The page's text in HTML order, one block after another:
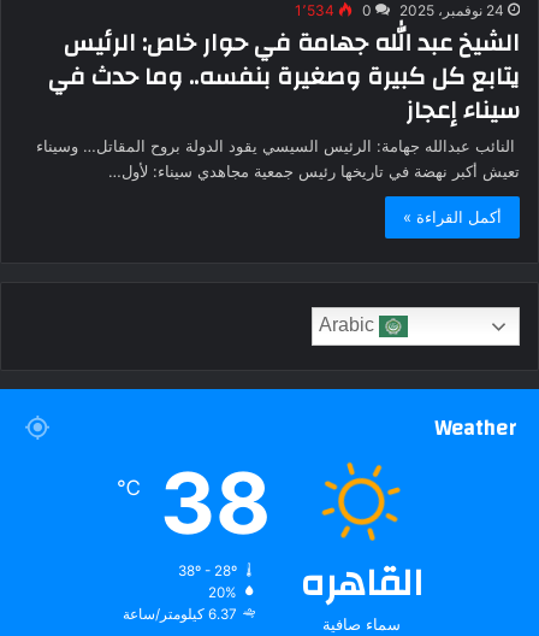
24 نوفمبر، 2025 0 1٬534
الشيخ عبد الله جهامة في حوار خاص: الرئيس
يتابع كل كبيرة وصغيرة بنفسه.. وما حدث في
سيناء إعجاز
النائب عبدالله جهامة: الرئيس السيسي يقود الدولة بروح المقاتل… وسيناء
تعيش أكبر نهضة في تاريخها رئيس جمعية مجاهدي سيناء: لأول…
أكمل القراءة »
Weather
القاهره
سماء صافية
38
℃
38º - 28º
20%
6.37 كيلومتر/ساعة